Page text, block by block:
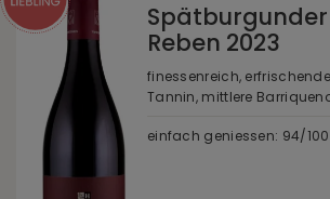
Reben 2023
finessenreich,
Tannin, mittlere
einfach geniessen: 94/100